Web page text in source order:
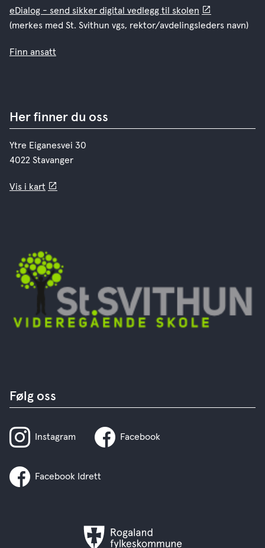
eDialog - send sikker digital vedlegg til skolen
(merkes med St. Svithun vgs, rektor/avdelingsleders navn)
Finn ansatt
Her finner du oss
Ytre Eiganesvei 30
4022 Stavanger
Vis i kart
Følg oss
Instagram Facebook
Facebook Idrett
Rogaland
fylkeskommune